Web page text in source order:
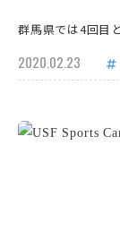
群馬県では4回目
2020.02.23